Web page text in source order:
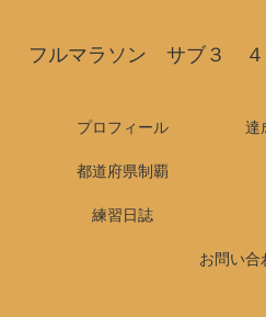
フルマラソン サブ３ ４
プロフィール 達
都道府県制覇
練習日誌
お問い合